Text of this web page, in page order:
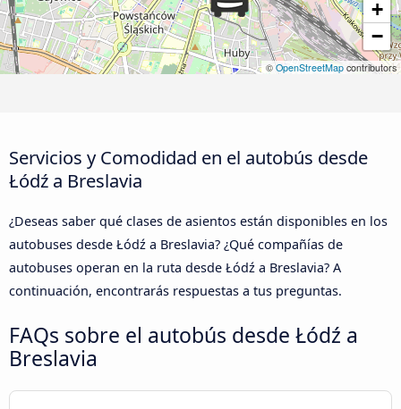
+
−
©OpenStreetMap contributors
Servicios y Comodidad en el autobús desde
Łódź a Breslavia
¿Deseas saber qué clases de asientos están disponibles en los
autobuses desde Łódź a Breslavia? ¿Qué compañías de
autobuses operan en la ruta desde Łódź a Breslavia? A
continuación, encontrarás respuestas a tus preguntas.
FAQs sobre el autobús desde Łódź a
Breslavia